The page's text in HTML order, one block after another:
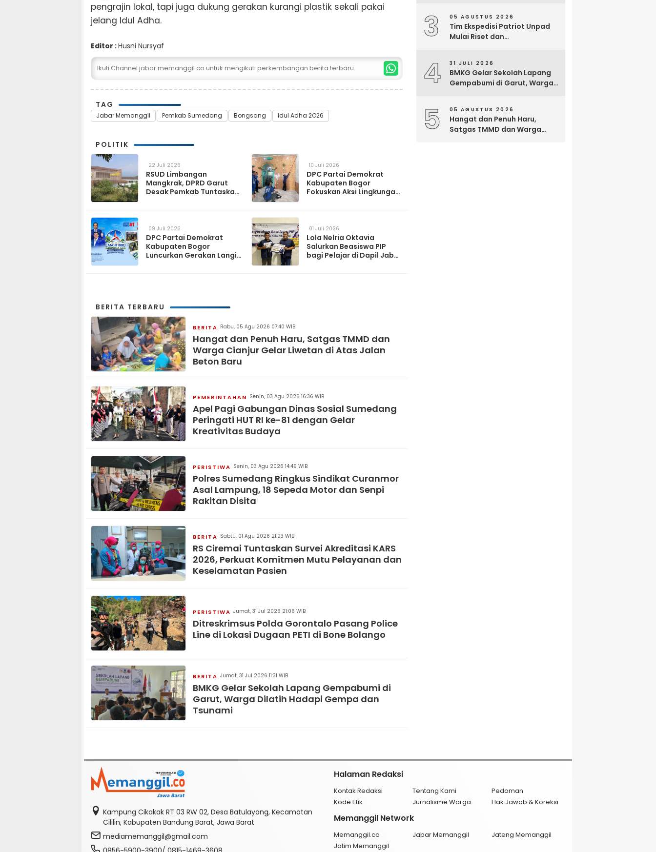
pengrajin lokal, tapi juga dukung gerakan kurangi plastik sekali pakai
jelang Idul Adha.
Editor :Husni Nursyaf
Ikuti Channel jabar.memanggil.co untuk mengikuti perkembangan berita terbaru
TAG
Jabar Memanggil Pemkab Sumedang Bongsang Idul Adha 2O26
POLITIK
22 Juli 2026
RSUD Limbangan
Mangkrak, DPRD Garut
Desak Pemkab Tuntaskan
10 Juli 2026
DPC Partai Demokrat
Kabupaten Bogor
Fokuskan Aksi Lingkungan
09 Juli 2026
DPC Partai Demokrat
Kabupaten Bogor
Luncurkan Gerakan Langit
01 Juli 2026
Lola Nelria Oktavia
Salurkan Beasiswa PIP
bagi Pelajar di Dapil Jabar
BERITA TERBARU
BERITA Rabu, 05 Agu 2026 07:40 WIB
Hangat dan Penuh Haru, Satgas TMMD dan
Warga Cianjur Gelar Liwetan di Atas Jalan
Beton Baru
PEMERINTAHAN Senin, 03 Agu 2026 16:36 WIB
Apel Pagi Gabungan Dinas Sosial Sumedang
Peringati HUT RI ke-81 dengan Gelar
Kreativitas Budaya
PERISTIWA Senin, 03 Agu 2026 14:49 WIB
Polres Sumedang Ringkus Sindikat Curanmor
Asal Lampung, 18 Sepeda Motor dan Senpi
Rakitan Disita
BERITA Sabtu, 01 Agu 2026 21:23 WIB
RS Ciremai Tuntaskan Survei Akreditasi KARS
2026, Perkuat Komitmen Mutu Pelayanan dan
Keselamatan Pasien
PERISTIWA Jumat, 31 Jul 2026 21:06 WIB
Ditreskrimsus Polda Gorontalo Pasang Police
Line di Lokasi Dugaan PETI di Bone Bolango
BERITA Jumat, 31 Jul 2026 11:31 WIB
BMKG Gelar Sekolah Lapang Gempabumi di
Garut, Warga Dilatih Hadapi Gempa dan
Tsunami
3 05 AGUSTUS 2026
Tim Ekspedisi Patriot Unpad
Mulai Riset dan
Tomage, Fakfak
4 31 JULI 2026
BMKG Gelar Sekolah Lapang
Gempabumi di Garut, Warga
5 05 AGUSTUS 2026
Hangat dan Penuh Haru,
Satgas TMMD dan Warga
Kampung Cikakak RT 03 RW 02, Desa Batulayang, Kecamatan
Cililin, Kabupaten Bandung Barat, Jawa Barat
mediamemanggil@gmail.com
Halaman Redaksi
Kontak Redaksi Tentang Kami
Pedoman
Kode Etik
Jurnalisme Warga Hak Jawab & Koreksi
Memanggil Network
Memanggil.co Jabar Memanggil
Jateng Memanggil
Jatim Memanggil